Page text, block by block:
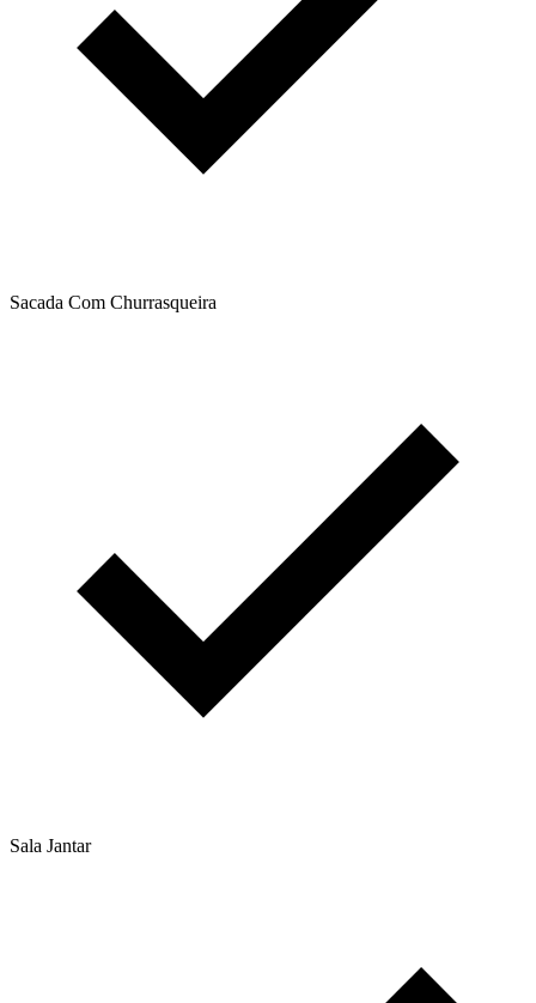
Sacada Com Churrasqueira
Sala Jantar